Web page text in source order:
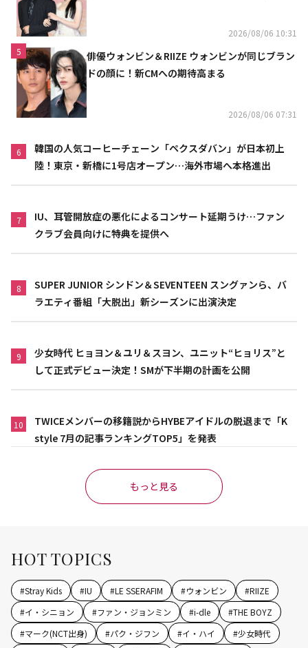
2026/08/06 10:31
5
俳優ウォンビン＆RIIZE ウォンビンが同じブラン
ドの顔に！新CMへの期待高まる
2026/08/06 07:31
6
韓国の人気コーヒーチェーン「ペクスダバン」が日本初上
陸！東京・新橋に1号店オープン…海外市場へ本格進出
7
IU、耳管開放症の悪化によるコンサート延期うけ…ファン
クラブ会員向けに特典を提供へ
8
SUPER JUNIOR シンドン＆SEVENTEEN スングァンら、バ
ラエティ番組「大脱出」新シーズンに出演決定
9
少女時代 ヒョヨン＆ユリ＆スヨン、ユニット“ヒョリス”と
して正式デビュー決定！SMが下半期の計画を公開
10
TWICEメンバーの移籍説からHYBEアイドルの脱退まで「K
style 7月の記事ランキングTOP5」を発表
もっと見る
HOT TOPICS
#Stray Kids #IU #LE SSERAFIM #ウォンビン #RIIZE
#イ・シニョン #ファン・ジョンミン #i-dle #THE BOYZ
#マーク(NCT出身) #パク・ジフン #イ・ハイ #少女時代